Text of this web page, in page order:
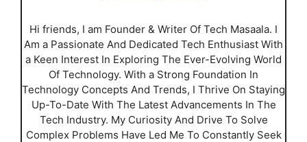
Hi friends, I am Founder & Writer Of Tech Masaala. I
Am a Passionate And Dedicated Tech Enthusiast With
a Keen Interest In Exploring The Ever-Evolving World
Of Technology. With a Strong Foundation In
Technology Concepts And Trends, I Thrive On Staying
Up-To-Date With The Latest Advancements In The
Tech Industry. My Curiosity And Drive To Solve
Complex Problems Have Led Me To Constantly Seek